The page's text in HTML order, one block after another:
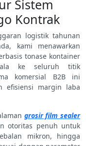
Sistem
Kontrak
logistik tahunan
kami menawarkan
tonase kontainer
ke seluruh titik
komersial B2B ini
efisiensi margin laba
grosir film sealer
otoritas penuh untuk
mikron, hingga